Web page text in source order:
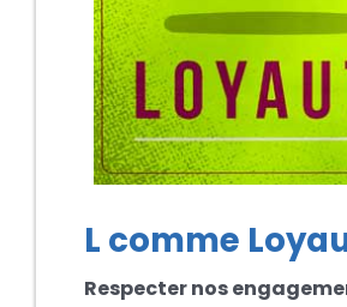
L comme
Respecter nos